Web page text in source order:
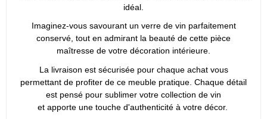
idéal.
Imaginez-vous savourant un verre de vin parfaitement
conservé, tout en admirant la beauté de cette pièce
maîtresse de votre décoration intérieure.
La livraison est sécurisée pour chaque achat vous
permettant de profiter de ce meuble pratique. Chaque détail
est pensé pour sublimer votre collection de vin
et apporte une touche d'authenticité à votre décor.